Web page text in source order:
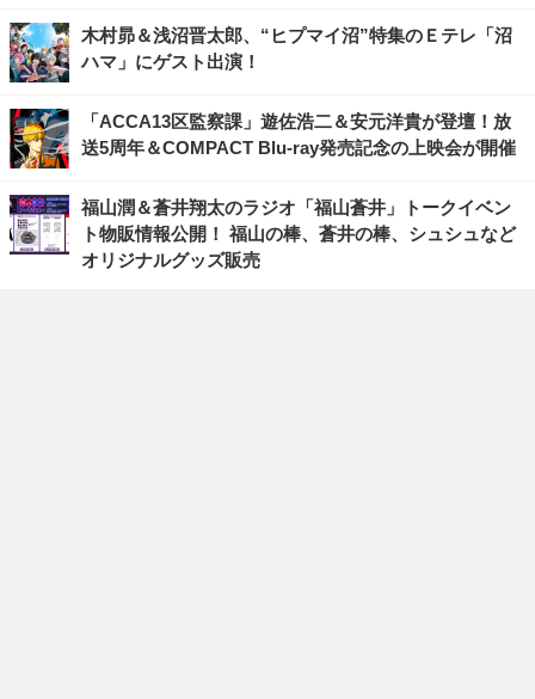
木村昴＆浅沼晋太郎、“ヒプマイ沼”特集のＥテレ「沼
ハマ」にゲスト出演！
「ACCA13区監察課」遊佐浩二＆安元洋貴が登壇！放
送5周年＆COMPACT Blu-ray発売記念の上映会が開催
福山潤＆蒼井翔太のラジオ「福山蒼井」トークイベン
ト物販情報公開！ 福山の棒、蒼井の棒、シュシュなど
オリジナルグッズ販売